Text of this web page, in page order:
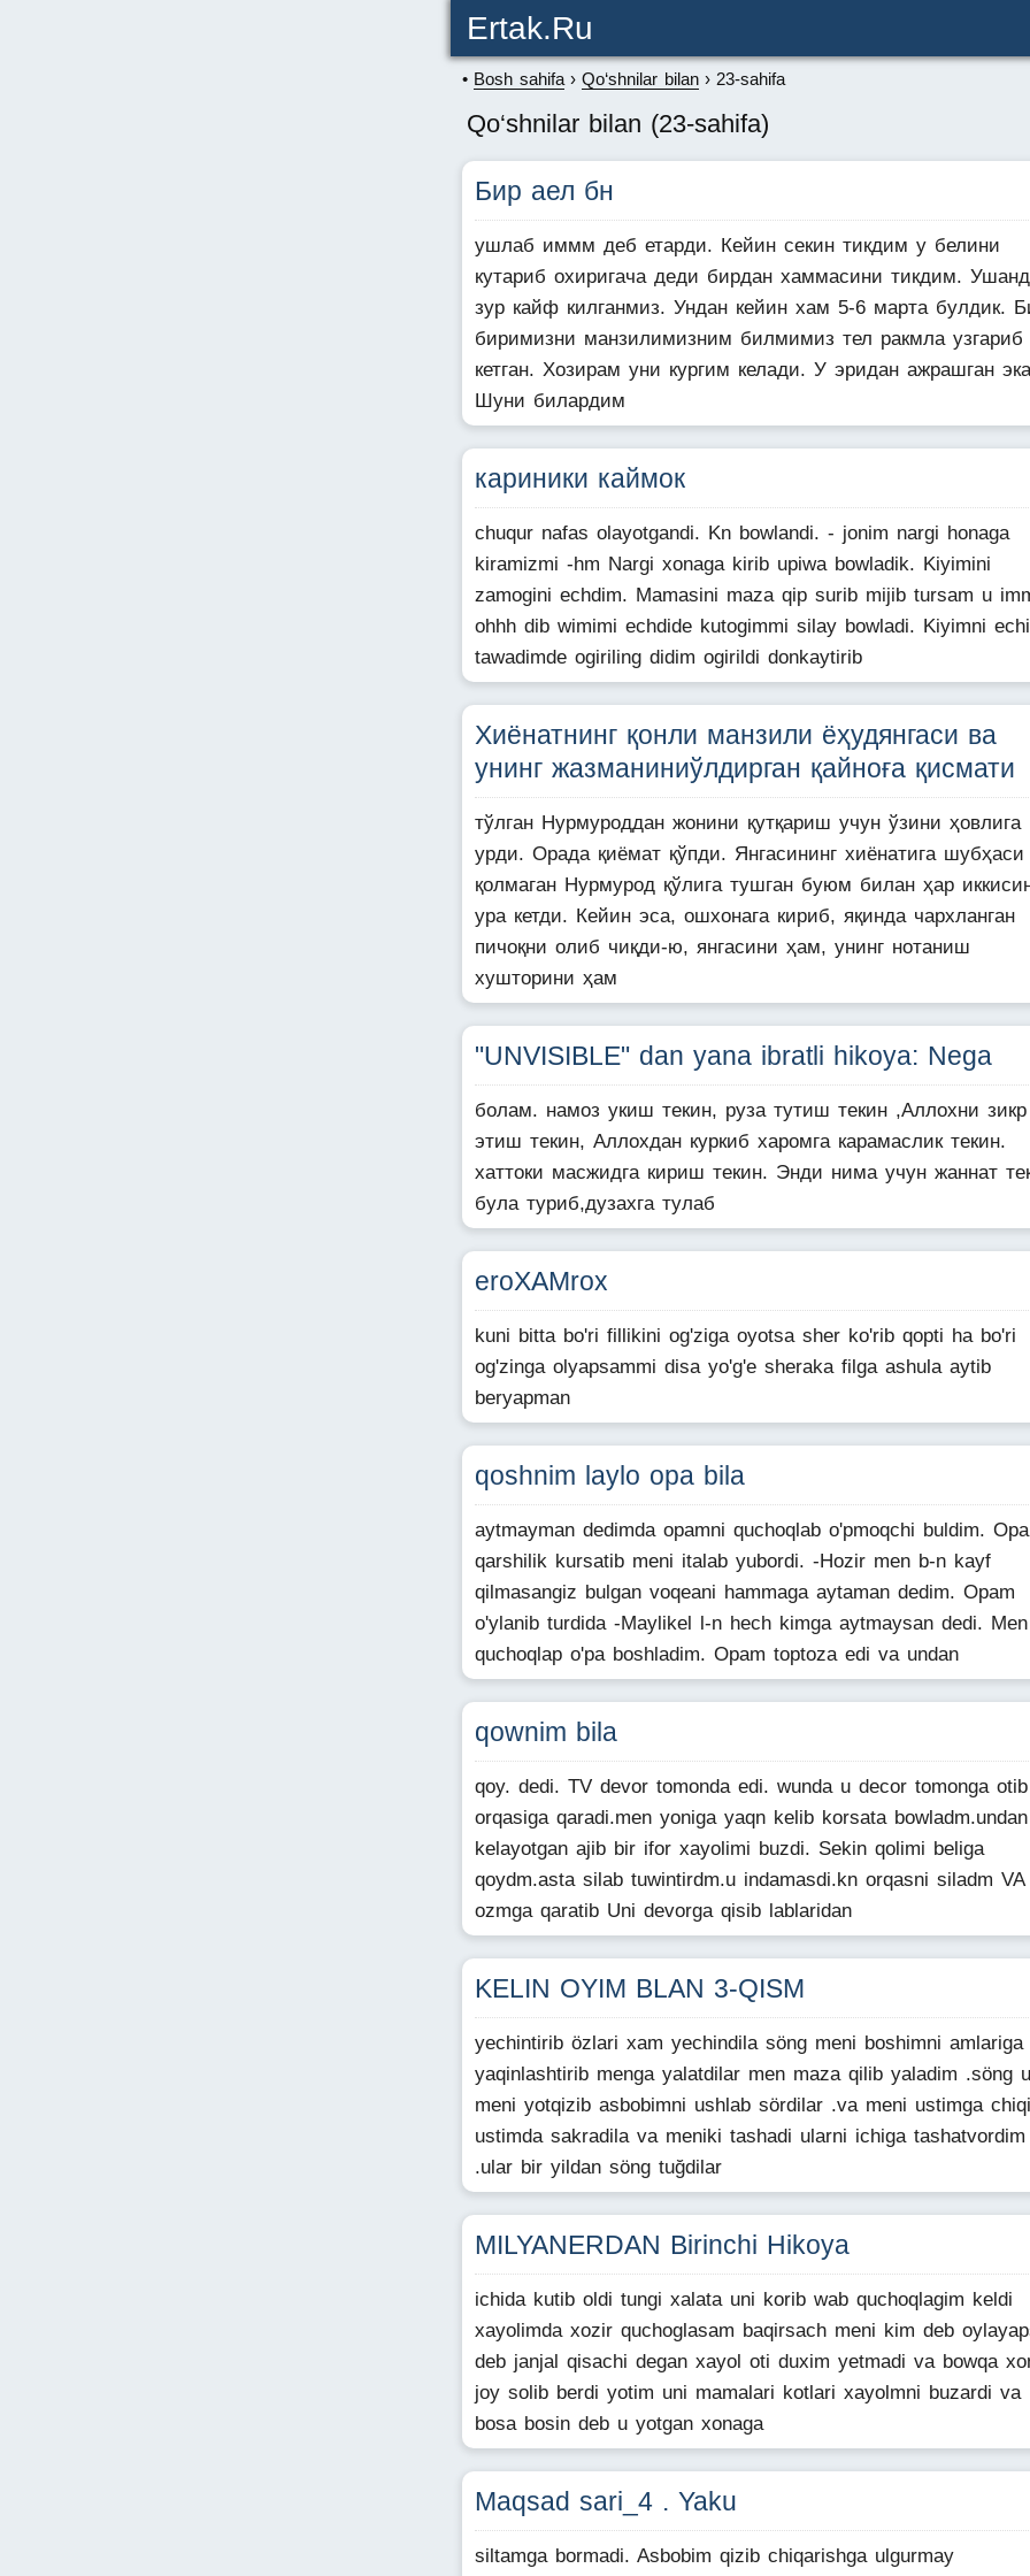
Ertak.ru
Bosh sahifa Qo‘shnilar bilan 23-sahifa
Qo‘shnilar bilan (23-sahifa)
Бир аел бн
ушлаб иммм деб етарди. Кейин секин тикдим у белини
кутариб охиригача деди бирдан хаммасини тикдим.
зур кайф килганмиз. Ундан кейин хам 5-6 марта булдик.
биримизни манзилимизним билмимиз тел ракмла узгариб
кетган. Хозирам уни кургим келади. У эридан ажрашган
Шуни билардим
кариники каймок
chuqur nafas olayotgandi. Kn bowlandi. - jonim nargi honaga
kiramizmi -hm Nargi xonaga kirib upiwa bowladik. Kiyimini
zamogini echdim. Mamasini maza qip surib mijib tursam u
ohhh dib wimimi echdide kutogimmi silay bowladi. Kiyimni
tawadimde ogiriling didim ogirildi donkaytirib
Хиёнатнинг қонли манзили ёҳудянгаси ва
унинг жазманиниўлдирган қайноға қисмати
тўлган Нурмуроддан жонини қутқариш учун ўзини ҳовлига
урди. Орада қиёмат қўпди. Янгасининг хиёнатига шубҳаси
қолмаган Нурмурод қўлига тушган буюм билан ҳар
ура кетди. Кейин эса, ошхонага кириб, яқинда чархланган
пичоқни олиб чиқди-ю, янгасини ҳам, унинг нотаниш
хушторини ҳам
"UNVISIBLE" dan yana ibratli hikoya: Nega
болам. намоз укиш текин, руза тутиш текин ,Аллохни зикр
этиш текин, Аллохдан куркиб харомга карамаслик текин.
хаттоки масжидга кириш текин. Энди нима учун жаннат
була туриб,дузахга тулаб
eroXAMrox
kuni bitta bo'ri fillikini og'ziga oyotsa sher ko'rib qopti ha bo'ri
og'zinga olyapsammi disa yo'g'e sheraka filga ashula aytib
beryapman
qoshnim laylo opa bila
aytmayman dedimda opamni quchoqlab o'pmoqchi buldim.
qarshilik kursatib meni italab yubordi. -Hozir men b-n kayf
qilmasangiz bulgan voqeani hammaga aytaman dedim. Opam
o'ylanib turdida -Maylikel l-n hech kimga aytmaysan dedi. Men
quchoqlap o'pa boshladim. Opam toptoza edi va undan
qownim bila
qoy. dedi. TV devor tomonda edi. wunda u decor tomonga
orqasiga qaradi.men yoniga yaqn kelib korsata bowladm.undan
kelayotgan ajib bir ifor xayolimi buzdi. Sekin qolimi beliga
qoydm.asta silab tuwintirdm.u indamasdi.kn orqasni siladm VA
ozmga qaratib Uni devorga qisib lablaridan
KELIN OYIM BLAN 3-QISM
yechintirib özlari xam yechindila söng meni boshimni amlariga
yaqinlashtirib menga yalatdilar men maza qilib yaladim .söng
meni yotqizib asbobimni ushlab sördilar .va meni ustimga
ustimda sakradila va meniki tashadi ularni ichiga tashatvordim
.ular bir yildan söng tuğdilar
MILYANERDAN Birinchi Hikoya
ichida kutib oldi tungi xalata uni korib wab quchoqlagim keldi
xayolimda xozir quchoglasam baqirsach meni kim deb
deb janjal qisachi degan xayol oti duxim yetmadi va bowqa
joy solib berdi yotim uni mamalari kotlari xayolmni buzardi va
bosa bosin deb u yotgan xonaga
Maqsad sari_4 . Yaku
siltamga bormadi. Asbobim qizib chiqarishga ulgurmay